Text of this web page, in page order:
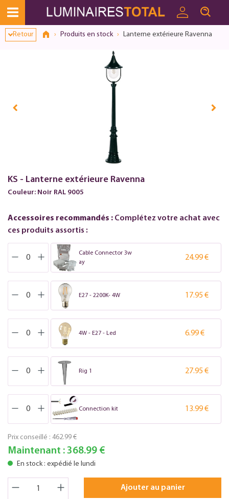
Retour Produits en stock Lanterne extérieure Ravenna
KS - Lanterne extérieure Ravenna
Couleur: Noir RAL 9005
Accessoires recommandés : Complétez votre achat avec
ces produits assortis :
Cable Connector 3w
ay
24.99 €
E27 - 2200K- 4W 17.95 €
4W - E27 - Led 6.99 €
Rig 1 27.95 €
Connection kit 13.99 €
Prix conseillé : 462.99 €
Maintenant : 368.99 €
En stock : expédié le lundi
Ajouter au panier